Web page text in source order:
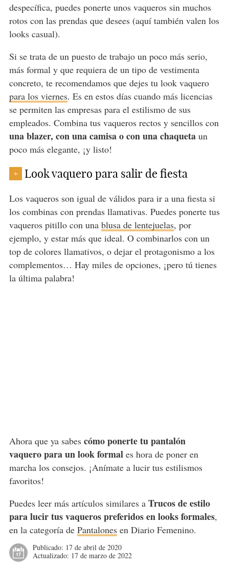
despecífica, puedes ponerte unos vaqueros sin muchos
rotos con las prendas que desees (aquí también valen los
looks casual).
Si se trata de un puesto de trabajo un poco más serio,
más formal y que requiera de un tipo de vestimenta
concreto, te recomendamos que dejes tu look vaquero
para los viernes. Es en estos días cuando más licencias
se permiten las empresas para el estilismo de sus
empleados. Combina tus vaqueros rectos y sencillos con
una blazer, con una camisa o con una chaquetaun
poco más elegante, ¡y listo!
+ Look vaquero para salir de fiesta
Los vaqueros son igual de válidos para ir a una fiesta si
los combinas con prendas llamativas. Puedes ponerte tus
vaqueros pitillo con una blusa de lentejuelas, por
ejemplo, y estar más que ideal. O combinarlos con un
top de colores llamativos, o dejar el protagonismo a los
complementos… Hay miles de opciones, ¡pero tú tienes
la última palabra!
Ahora que ya sabes cómo ponerte tu pantalón
vaquero para un look formal es hora de poner en
marcha los consejos. ¡Anímate a lucir tus estilismos
favoritos!
Puedes leer más artículos similares a Trucos de estilo
para lucir tus vaqueros preferidos en looks formales,
en la categoría de Pantalonesen Diario Femenino.
Publicado: 17 de abril de 2020
Actualizado: 17 de marzo de 2022